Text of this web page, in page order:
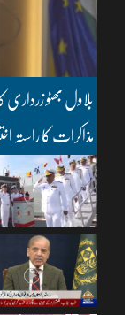
بلاول بھٹو
مذاکرات کا راستہ